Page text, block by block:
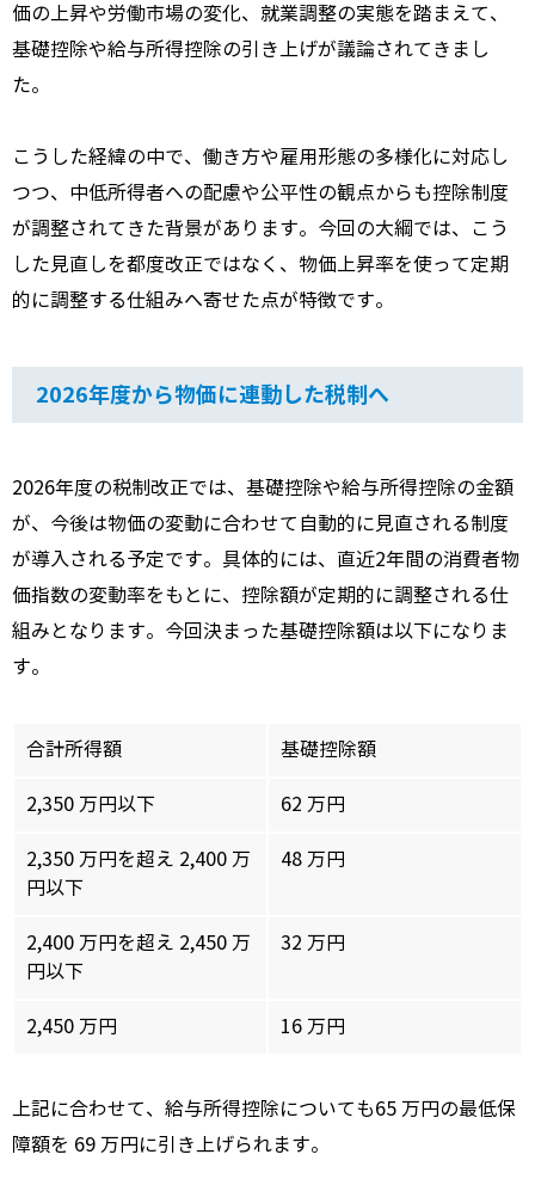
価の上昇や労働市場の変化、就業調整の実態を踏まえて、
基礎控除や給与所得控除の引き上げが議論されてきまし
た。
こうした経緯の中で、働き方や雇用形態の多様化に対応し
つつ、中低所得者への配慮や公平性の観点からも控除制度
が調整されてきた背景があります。今回の大綱では、こう
した見直しを都度改正ではなく、物価上昇率を使って定期
的に調整する仕組みへ寄せた点が特徴です。
2026年度から物価に連動した税制へ
2026年度の税制改正では、基礎控除や給与所得控除の金額
が、今後は物価の変動に合わせて自動的に見直される制度
が導入される予定です。具体的には、直近2年間の消費者物
価指数の変動率をもとに、控除額が定期的に調整される仕
組みとなります。今回決まった基礎控除額は以下になりま
す。
合計所得額 基礎控除額
2,350 万円以下 62 万円
2,350 万円を超え 2,400 万
円以下
48 万円
2,400 万円を超え 2,450 万
円以下
32 万円
2,450 万円 16 万円
上記に合わせて、給与所得控除についても65 万円の最低保
障額を 69 万円に引き上げられます。